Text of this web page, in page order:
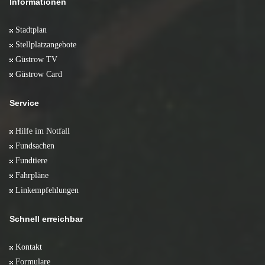
Stadtplan
Stellplatzangebote
Güstrow TV
Güstrow Card
Service
Hilfe im Notfall
Fundsachen
Fundtiere
Fahrpläne
Linkempfehlungen
Schnell erreichbar
Kontakt
Formulare